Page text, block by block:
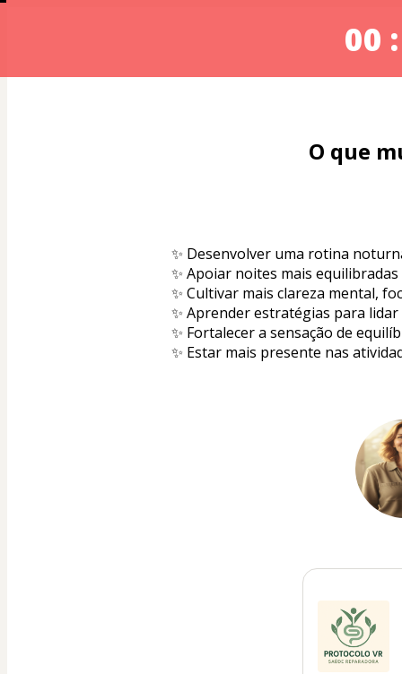
00
O que
✨ Desenvolver uma rotina
✨ Apoiar noites mais
✨ Cultivar mais clareza mental,
✨ Aprender estratégias para
✨ Fortalecer a sensação de
✨ Estar mais presente nas